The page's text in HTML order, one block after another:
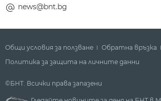
news@bnt.bg
Общи условия за ползване Обратна връзка
Политика за защита на личните данни
©БНТ. Всички права запазени